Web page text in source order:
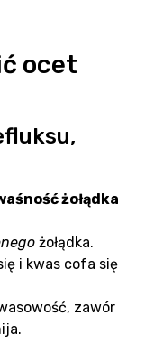
ocet
żołądka
żołądka.
i kwas cofa się
zawór